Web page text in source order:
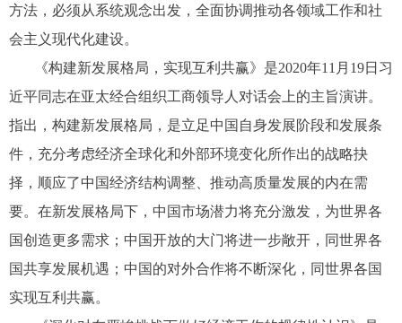
方法，必须从系统观念出发，全面协调推动各领域工作和社
会主义现代化建设。
《构建新发展格局，实现互利共赢》是2020年11月19日习
近平同志在亚太经合组织工商领导人对话会上的主旨演讲。
指出，构建新发展格局，是立足中国自身发展阶段和发展条
件，充分考虑经济全球化和外部环境变化所作出的战略抉
择，顺应了中国经济结构调整、推动高质量发展的内在需
要。在新发展格局下，中国市场潜力将充分激发，为世界各
国创造更多需求；中国开放的大门将进一步敞开，同世界各
国共享发展机遇；中国的对外合作将不断深化，同世界各国
实现互利共赢。